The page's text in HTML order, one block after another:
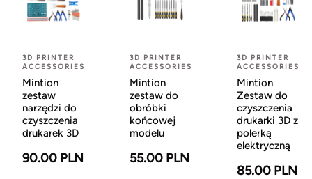
3D PRINTER
ACCESSORIES
Mintion
zestaw
narzędzi do
czyszczenia
drukarek 3D
90.00 PLN
3D PRINTER
ACCESSORIES
Mintion
zestaw do
obróbki
końcowej
modelu
55.00 PLN
3D PRINTER
ACCESSORIES
Mintion
Zestaw do
czyszczenia
drukarki 3D z
polerką
elektryczną
85.00 PLN